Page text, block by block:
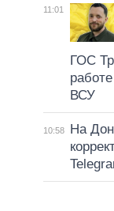
11:01
ГОС
ВСУ
10:58
На